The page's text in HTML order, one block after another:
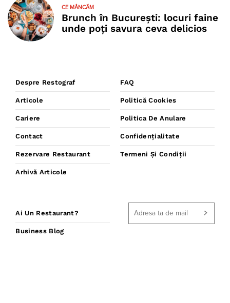
CE MÂNCĂM
Brunch în București: locuri faine
unde poţi savura ceva delicios
Despre Restograf
Articole
Cariere
Contact
Rezervare Restaurant
Arhivă Articole
FAQ
Politică Cookies
Politica De Anulare
Confidențialitate
Termeni Și Condiții
Ai Un Restaurant?
Business Blog